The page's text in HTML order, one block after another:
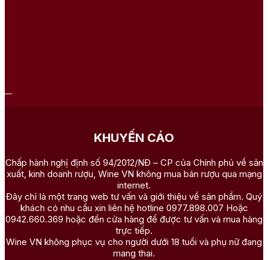
KHUYẾN CÁO
Chấp hành nghị định số 94/2012/NĐ – CP của Chính phủ về sản
xuất, kinh doanh rượu, Wine VN không mua bán rượu qua mạng
internet.
Đây chỉ là một trang web tư vấn và giới thiệu về sản phẩm. Quý
khách có nhu cầu xin liên hệ hotline 0977.898.007 Hoặc
0942.660.369 hoặc đến cửa hàng để được tư vấn và mua hàng
trực tiếp.
Wine VN không phục vụ cho người dưới 18 tuổi và phụ nữ đang
mang thai.